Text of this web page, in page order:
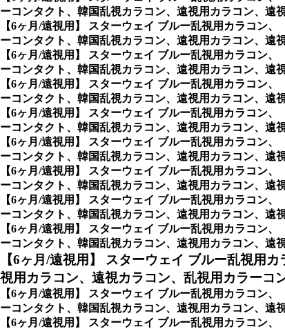
ーコンタクト、韓国乱視カラコン、遠視用カラコン、遠
【6ヶ月/遠視用】 スターウェイ ブルー乱視用カラコン、
ーコンタクト、韓国乱視カラコン、遠視用カラコン、遠
【6ヶ月/遠視用】 スターウェイ ブルー乱視用カラコン、
ーコンタクト、韓国乱視カラコン、遠視用カラコン、遠
【6ヶ月/遠視用】 スターウェイ ブルー乱視用カラコン、
ーコンタクト、韓国乱視カラコン、遠視用カラコン、遠
【6ヶ月/遠視用】 スターウェイ ブルー乱視用カラコン、
ーコンタクト、韓国乱視カラコン、遠視用カラコン、遠
【6ヶ月/遠視用】 スターウェイ ブルー乱視用カラコン、
ーコンタクト、韓国乱視カラコン、遠視用カラコン、遠
【6ヶ月/遠視用】 スターウェイ ブルー乱視用カラコン、
ーコンタクト、韓国乱視カラコン、遠視用カラコン、遠
【6ヶ月/遠視用】 スターウェイ ブルー乱視用カラコン、
ーコンタクト、韓国乱視カラコン、遠視用カラコン、遠
【6ヶ月/遠視用】 スターウェイ ブルー乱視用カラコン、
ーコンタクト、韓国乱視カラコン、遠視用カラコン、遠
【6ヶ月/遠視用】 スターウェイ ブルー乱視用カ
視用カラコン、遠視カラコン、乱視用カラーコ
【6ヶ月/遠視用】 スターウェイ ブルー乱視用カラコン、
ーコンタクト、韓国乱視カラコン、遠視用カラコン、遠
【6ヶ月/遠視用】 スターウェイ ブルー乱視用カラコン、